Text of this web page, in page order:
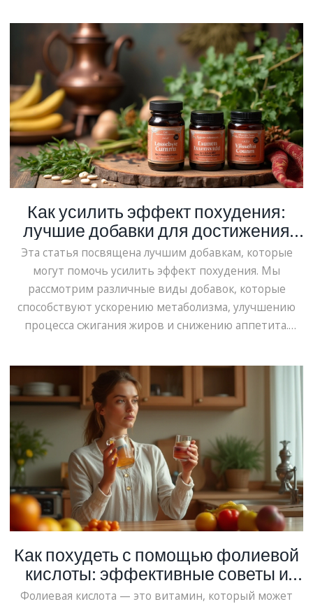
Как усилить эффект похудения:
лучшие добавки для достижения
результатов
Эта статья посвящена лучшим добавкам, которые
могут помочь усилить эффект похудения. Мы
рассмотрим различные виды добавок, которые
способствуют ускорению метаболизма, улучшению
процесса сжигания жиров и снижению аппетита.
факты о компонентах, входящих в состав этих
добавок. Будет полезно узнать, как правильно
использовать такие средства для достижения
наилучших результатов.
Как похудеть с помощью фолиевой
кислоты: эффективные советы и
добавки
Фолиевая кислота — это витамин, который может